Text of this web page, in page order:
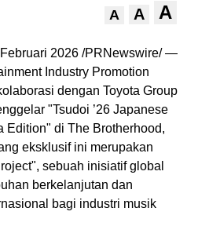
A A A
2026 /PRNewswire/ —
Industry Promotion
dengan Toyota Group
"Tsudoi ’26 Japanese
Edition" di The Brotherhood,
eksklusif ini merupakan
sebuah inisiatif global
berkelanjutan dan
bagi industri musik